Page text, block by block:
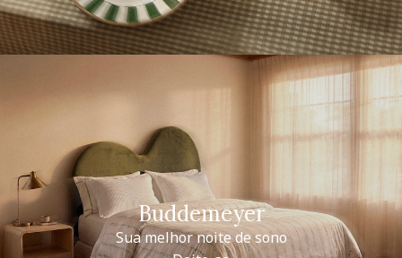
Buddemeyer
Sua melhor noite de sono